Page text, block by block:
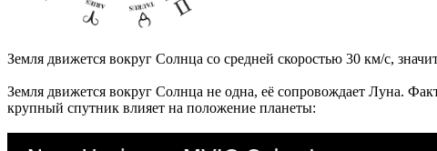
Земля движется вокруг Солнца со средней скоростью 30 км/c,
Земля движется вокруг Солнца не одна, её сопровождает Луна.
крупный спутник влияет на положение планеты: